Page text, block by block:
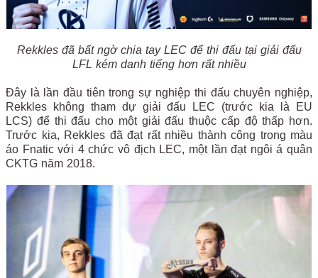
Rekkles đã bất ngờ chia tay LEC để thi đấu tại giải đấu
LFL kém danh tiếng hơn rất nhiều
Đây là lần đầu tiên trong sự nghiệp thi đấu chuyên nghiệp,
Rekkles không tham dự giải đấu LEC (trước kia là EU
LCS) để thi đấu cho một giải đấu thuộc cấp độ thấp hơn.
Trước kia, Rekkles đã đạt rất nhiều thành công trong màu
áo Fnatic với 4 chức vô địch LEC, một lần đạt ngôi á quân
CKTG năm 2018.